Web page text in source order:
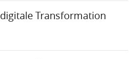
Transformation